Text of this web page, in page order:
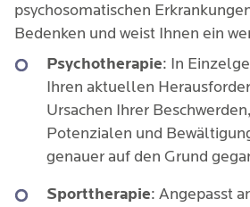
psychosomatischen
Bedenken und weist Ihnen ein
Psychotherapie: In
Ihren aktuellen
Ursachen Ihrer
Potenzialen und
genauer auf den Grund
Sporttherapie: Angepasst